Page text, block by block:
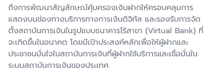
ถึงการพัฒนาสัญลักษณ์คุ้มครองเงินฝากให้ครอบคลุมการ
แสดงบนช่องทางบริการทางการเงินดิจิทัล และรองรับการจัด
ตั้งสถาบันการเงินในรูปแบบธนาคารไร้สาขา (Virtual Bank) ที่
จะเกิดขึ้นในอนาคต โดยมีเป้าประสงค์หลักเพื่อให้ผู้ฝากและ
ประชาชนมั่นใจในสถาบันการเงินที่ผู้ฝากใช้บริการและเชื่อมั่นใน
ระบบสถาบันการเงินของประเทศ